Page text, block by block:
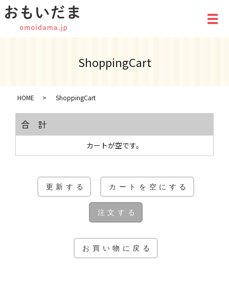
メ
ShoppingCart
HOME ShoppingCart
合計
カートが空です。